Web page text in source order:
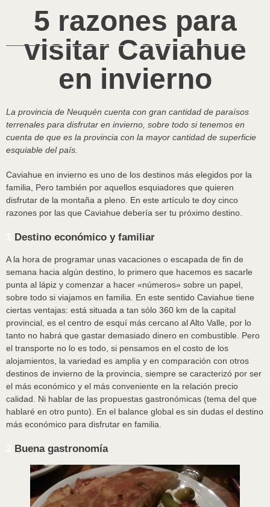
5 razones para
visitar Caviahue
en invierno
La provincia de Neuquén cuenta con gran cantidad de paraísos
terrenales para disfrutar en invierno, sobre todo si tenemos en
cuenta de que es la provincia con la mayor cantidad de superficie
esquiable del país.
Caviahue en invierno es uno de los destinos más elegidos por la
familia, Pero también por aquellos esquiadores que quieren
disfrutar de la montaña a pleno. En este artículo te doy cinco
razones por las que Caviahue debería ser tu próximo destino.
Destino económico y familiar
A la hora de programar unas vacaciones o escapada de fin de
semana hacia algún destino, lo primero que hacemos es sacarle
punta al lápiz y comenzar a hacer «números» sobre un papel,
sobre todo si viajamos en familia. En este sentido Caviahue tiene
ciertas ventajas: está situada a tan sólo 360 km de la capital
provincial, es el centro de esquí más cercano al Alto Valle, por lo
tanto no habrá que gastar demasiado dinero en combustible. Pero
el transporte no lo es todo, si pensamos en el costo de los
alojamientos, la variedad es amplia y en comparación con otros
destinos de invierno de la provincia, siempre se caracterizó por ser
el más económico y el más conveniente en la relación precio
calidad. Ni hablar de las propuestas gastronómicas (tema del que
hablaré en otro punto). En el balance global es sin dudas el destino
más económico para disfrutar en familia.
Buena gastronomía